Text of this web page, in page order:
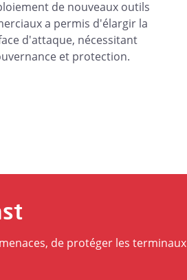
de nouveaux outils
a permis d'élargir la
d'attaque, nécessitant
et protection.
de protéger les terminaux